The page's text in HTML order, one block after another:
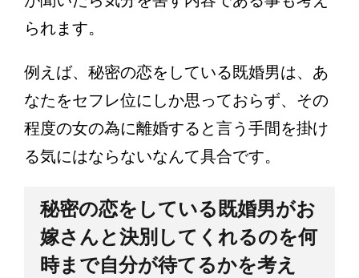
られます。
例えば、秘密の恋をしている既婚男は、あ
なたをセフレ位にしか思っておらず、その
程度の女の為に離婚すると言う手間を掛け
る気にはならないなんて具合です。
秘密の恋をしている既婚男がお
嫁さんと決別してくれるのを何
時まで自分が待てるかを考え